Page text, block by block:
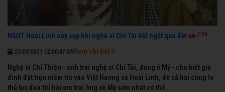
NSƯT Hoài Linh suy sụp khi nghệ sĩ Chí Tài đột ngột qua đời 3154
23/09/2021 12:00:41 CH
Nghệ sĩ Chí Thiện - anh trai nghệ sĩ Chí Tài, đang ở Mỹ - cho biết gia
đình đặt trọn niềm tin vào Việt Hương và Hoài Linh, để cả hai cùng lo
thủ tục đưa thi hài em trai ông về Mỹ sớm nhất có thể.
Xem chi tiết